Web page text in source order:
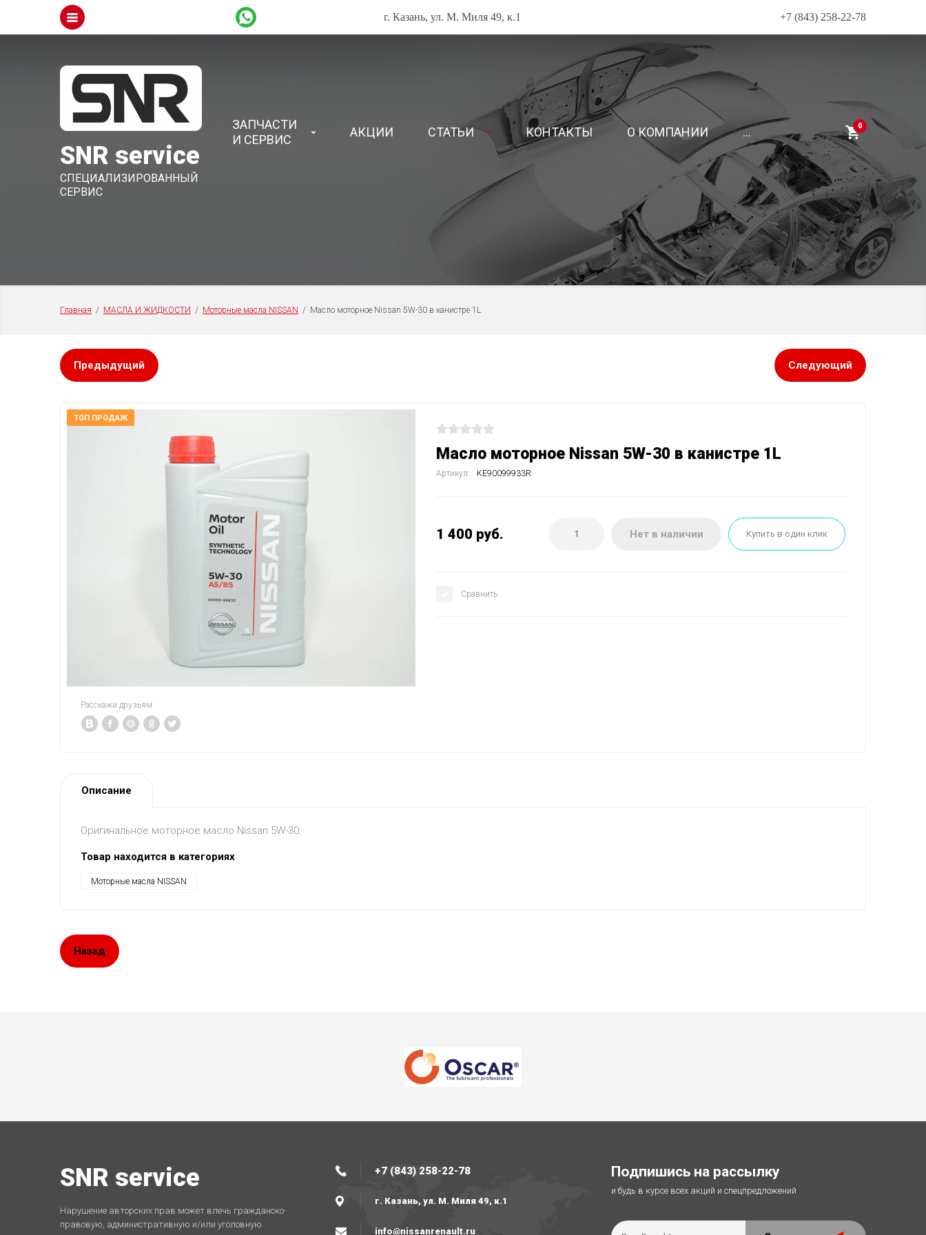
г. Казань, ул. М. Миля 49, к.1 +7 (843) 258-22-78
SNR service
СПЕЦИАЛИЗИРОВАННЫЙ
СЕРВИС
ЗАПЧАСТИ
И СЕРВИС
ЗАПЧАСТИ NISSAN
ЗАПЧАСТИ HYUNDAI
Технические жидкости Kia и Hyundai
СЕРВИС NISSAN
Ремонт ходовой и тормозной части
Ремонт двигателя, КПП и трансмиссии
СЕРВИС KIA
Техническое обслуживание
Диагностика автомобиля
Ремонт двигателя, КПП и трансмиссии
СЕРВИС HYUNDAI
Ремонт двигателя, КПП и трансмиссии
АКЦИИ СТАТЬИ КОНТАКТЫ О КОМПАНИИ ... 0
Главная
  /
МАСЛА И ЖИДКОСТИ
  /
Моторные масла NISSAN
  /  Масло моторное Nissan 5W-30 в канистре 1L
Предыдущий Следующий
ТОП ПРОДАЖ
Расскажи друзьям:
Масло моторное Nissan 5W-30 в канистре 1L
Артикул: KE90099933R
1 400 руб. Нет в наличии Купить в один клик
Сравнить
Описание
Оригинальное моторное масло Nissan 5W-30.
Товар находится в категориях
Моторные масла NISSAN
Назад
SNR service
Нарушение авторских прав может влечь гражданско-
правовую, административную и/или уголовную
+7 (843) 258-22-78
г. Казань, ул. М. Миля 49, к.1
info@nissanrenault.ru
Подпишись на рассылку
и будь в курсе всех акций и спецпредложений